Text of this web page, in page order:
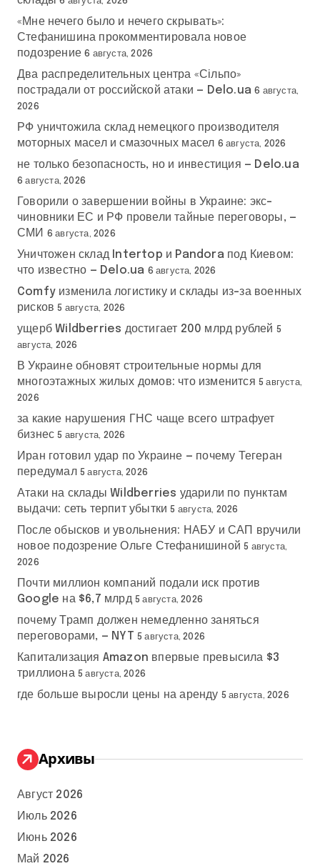
«Мне нечего было и нечего скрывать»:
Стефанишина прокомментировала новое
подозрение 6 августа, 2026
Два распределительных центра «Сільпо»
пострадали от российской атаки — Delo.ua 6 августа,
2026
РФ уничтожила склад немецкого производителя
моторных масел и смазочных масел 6 августа, 2026
не только безопасность, но и инвестиция — Delo.ua
6 августа, 2026
Говорили о завершении войны в Украине: экс-
чиновники ЕС и РФ провели тайные переговоры, —
СМИ
6 августа, 2026
Уничтожен склад Intertop и Pandora под Киевом:
что известно — Delo.ua 6 августа, 2026
Comfy изменила логистику и склады из-за военных
рисков 5 августа, 2026
ущерб Wildberries достигает 200 млрд рублей 5
августа, 2026
В Украине обновят строительные нормы для
многоэтажных жилых домов: что изменится 5 августа,
2026
за какие нарушения ГНС чаще всего штрафует
бизнес 5 августа, 2026
Иран готовил удар по Украине — почему Тегеран
передумал 5 августа, 2026
Атаки на склады Wildberries ударили по пунктам
выдачи: сеть терпит убытки 5 августа, 2026
После обысков и увольнения: НАБУ и САП вручили
новое подозрение Ольге Стефанишиной 5 августа,
2026
Почти миллион компаний подали иск против
Google на $6,7 млрд 5 августа, 2026
почему Трамп должен немедленно заняться
переговорами, — NYT 5 августа, 2026
Капитализация Amazon впервые превысила $3
триллиона 5 августа, 2026
где больше выросли цены на аренду 5 августа, 2026
Архивы
Август 2026
Июль 2026
Июнь 2026
Май 2026